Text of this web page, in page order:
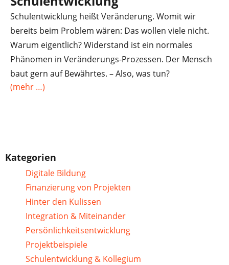
Schulentwicklung heißt Veränderung. Womit wir
bereits beim Problem wären: Das wollen viele nicht.
Warum eigentlich? Widerstand ist ein normales
Phänomen in Veränderungs-Prozessen. Der Mensch
baut gern auf Bewährtes. – Also, was tun?
(mehr …)
Kategorien
Digitale Bildung
Finanzierung von Projekten
Hinter den Kulissen
Integration & Miteinander
Persönlichkeitsentwicklung
Projektbeispiele
Schulentwicklung & Kollegium